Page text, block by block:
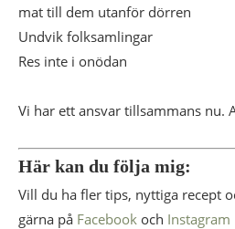
mat till dem utanför dörren
Undvik folksamlingar
Res inte i onödan
Vi har ett ansvar tillsammans nu.
Här kan du följa mig:
Vill du ha fler tips, nyttiga recept
gärna på Facebook och Instagram